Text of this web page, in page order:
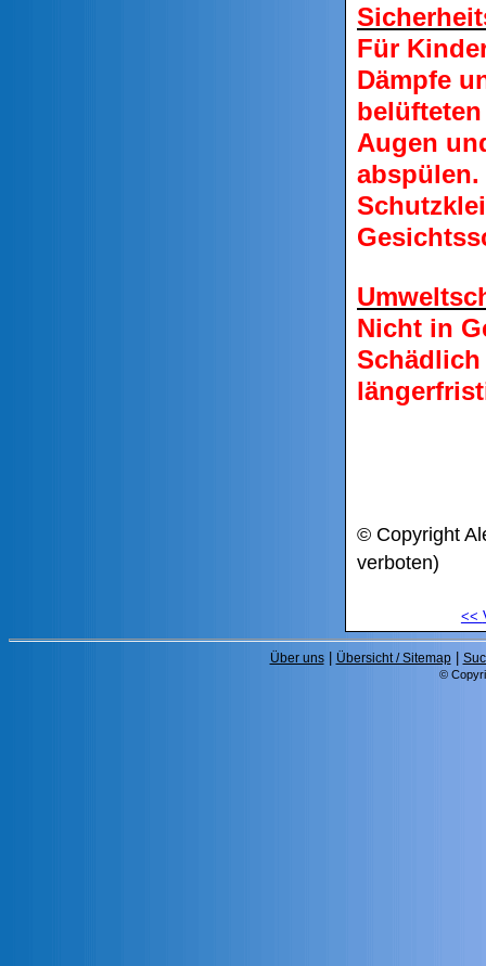
Für
Dämpfe
Augen
abspülen.
Nicht in
Schädlich
© Copyright
verboten)
<<
Über uns| Übersicht / Sitemap|
©